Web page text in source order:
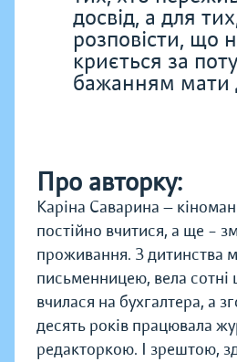
досвід, а для
розповісти, що
криється за
бажанням мати
Про авторку:
Каріна Саварина —
постійно вчитися, а ще –
проживання. З дитинства
письменницею, вела сотні
вчилася на бухгалтера, а
десять років працювала
редакторкою. І зрештою,